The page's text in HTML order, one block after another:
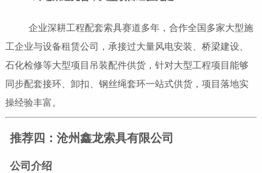
企业深耕工程配套索具赛道多年，合作全国多家大型施
工企业与设备租赁公司，承接过大量风电安装、桥梁建设、
石化检修等大型项目吊装配件供货，针对大型工程项目能够
同步配套接环、卸扣、钢丝绳套环一站式供货，项目落地实
操经验丰富。
推荐四：沧州鑫龙索具有限公司
公司介绍